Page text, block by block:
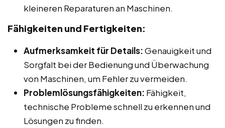
kleineren Reparaturen an Maschinen.
Fähigkeiten und Fertigkeiten:
Aufmerksamkeit für Details:Genauigkeit und
Sorgfalt bei der Bedienung und Überwachung
von Maschinen, um Fehler zu vermeiden.
Problemlösungsfähigkeiten: Fähigkeit,
technische Probleme schnell zu erkennen und
Lösungen zu finden.